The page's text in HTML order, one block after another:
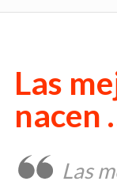
Las
nacen
Las